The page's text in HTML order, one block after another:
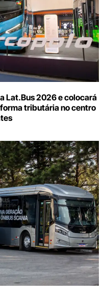
Lat.Bus 2026 e colocará
tributária no centro